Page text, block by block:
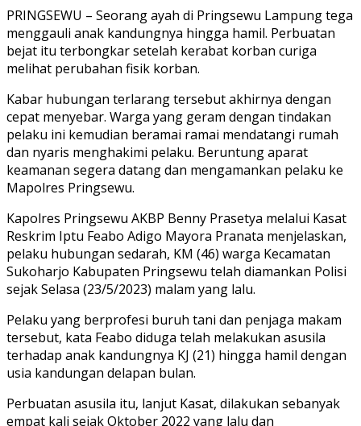
PRINGSEWU – Seorang ayah di Pringsewu Lampung tega
menggauli anak kandungnya hingga hamil. Perbuatan
bejat itu terbongkar setelah kerabat korban curiga
melihat perubahan fisik korban.
Kabar hubungan terlarang tersebut akhirnya dengan
cepat menyebar. Warga yang geram dengan tindakan
pelaku ini kemudian beramai ramai mendatangi rumah
dan nyaris menghakimi pelaku. Beruntung aparat
keamanan segera datang dan mengamankan pelaku ke
Mapolres Pringsewu.
Kapolres Pringsewu AKBP Benny Prasetya melalui Kasat
Reskrim Iptu Feabo Adigo Mayora Pranata menjelaskan,
pelaku hubungan sedarah, KM (46) warga Kecamatan
Sukoharjo Kabupaten Pringsewu telah diamankan Polisi
sejak Selasa (23/5/2023) malam yang lalu.
Pelaku yang berprofesi buruh tani dan penjaga makam
tersebut, kata Feabo diduga telah melakukan asusila
terhadap anak kandungnya KJ (21) hingga hamil dengan
usia kandungan delapan bulan.
Perbuatan asusila itu, lanjut Kasat, dilakukan sebanyak
empat kali sejak Oktober 2022 yang lalu dan